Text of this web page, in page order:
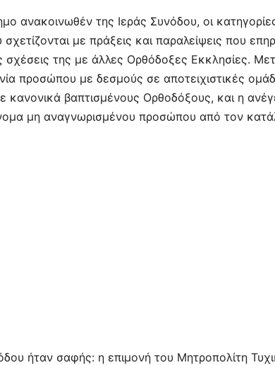
ανακοινωθέν της Ιεράς Συνόδου, οι
με πράξεις και παραλείψεις που
σχέσεις της με άλλες Ορθόδοξες Εκκλησίες.
προσώπου με δεσμούς σε αποτειχιστικές
κανονικά βαπτισμένους Ορθοδόξους, και η
μη αναγνωρισμένου προσώπου από τον
ήταν σαφής: η επιμονή του Μητροπολίτη